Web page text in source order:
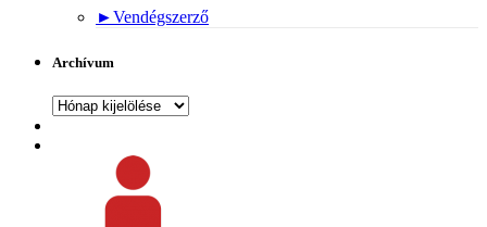
►Vendégszerző
Archívum
Archívum